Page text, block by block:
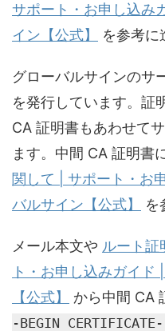
サポート・お申し込み
イン【公式】
を参考に
グローバルサインのサ
を発行しています。証
CA 証明書もあわせて
ます。中間 CA 証明書
関して | サポート・お
バルサイン【公式】
を
メール本文や ルート証
ト・お申し込みガイド
【公式】
から中間 CA
-BEGIN